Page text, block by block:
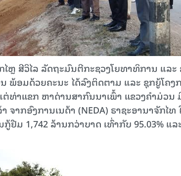
ຫຼ ສີວິໄລ ລັດຖະມົນຕີກະຊວງໂຍທາທິການ ແລ
ພ້ອມດ້ວຍຄະນະ ໄດ້ລົງຕິດຕາມ ແລະ ຊຸກຍູ້ໂຄ
ຕ່ທ່າແຂກ ຫາດ່ານສາກົນນາເພົ້າ ແຂວງຄໍາມ່ວນ
າກອົງການເນດ້າ (NEDA) ຣາຊະອານາຈັກໄ
ຢືມ 1,742 ລ້ານກວ່າບາດ ເທົ່າກັບ 95.03% ແ